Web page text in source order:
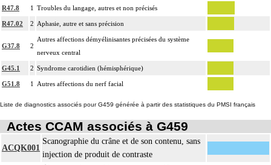
R47.8 1 Troubles du langage, autres et non précisés
R47.02 2 Aphasie, autre et sans précision
G37.8 2
Autres affections démyélinisantes précisées du système
nerveux central
G45.1 2 Syndrome carotidien (hémisphérique)
G51.8 1 Autres affections du nerf facial
Liste de diagnostics associés pour G459 générée à partir des statistiques du PMSI français
Actes CCAM associés à G459
ACQK001
Scanographie du crâne et de son contenu, sans
injection de produit de contraste